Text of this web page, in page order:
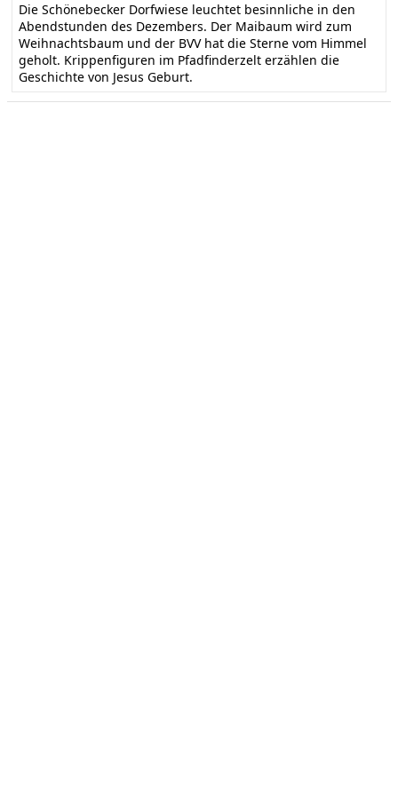
Die Schönebecker Dorfwiese leuchtet besinnliche in den
Abendstunden des Dezembers. Der Maibaum wird zum
Weihnachtsbaum und der BVV hat die Sterne vom Himmel
geholt. Krippenfiguren im Pfadfinderzelt erzählen die
Geschichte von Jesus Geburt.